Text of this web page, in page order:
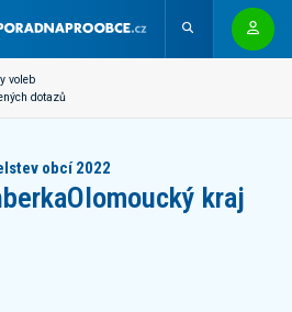
voleb
dotazů
obcí 2022
Olomoucký kraj